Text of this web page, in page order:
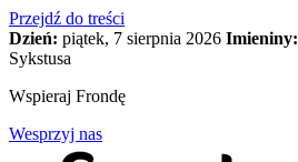
Przejdź do treści
Dzień: piątek, 7 sierpnia 2026 Imieniny:
Sykstusa
Wspieraj Frondę
Wesprzyj nas